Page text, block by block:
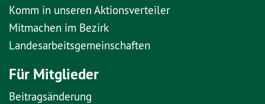
Komm in unseren Aktionsverteiler
Mitmachen im Bezirk
Landesarbeitsgemeinschaften
Für Mitglieder
Beitragsänderung